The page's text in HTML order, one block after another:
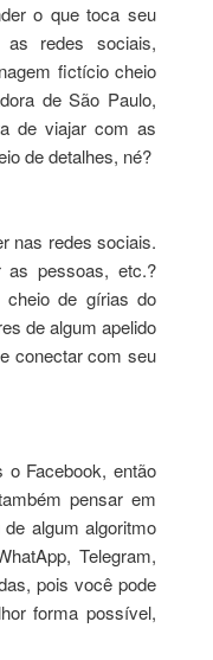
o que toca seu
as redes sociais,
fictício cheio
de São Paulo,
de viajar com as
de detalhes, né?
nas redes sociais.
as pessoas, etc.?
cheio de gírias do
de algum apelido
conectar com seu
Facebook, então
pensar em
algum algoritmo
Telegram,
pois você pode
forma possível,